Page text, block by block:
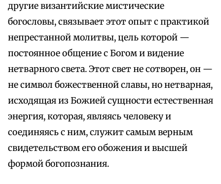
другие византийские мистические
богословы, связывает этот опыт с практикой
непрестанной молитвы, цель которой —
постоянное общение с Богом и видение
нетварного света. Этот свет не сотворен, он —
не символ божественной славы, но нетварная,
исходящая из Божией сущности естественная
энергия, которая, являясь человеку и
соединяясь с ним, служит самым верным
свидетельством его обожения и высшей
формой богопознания.